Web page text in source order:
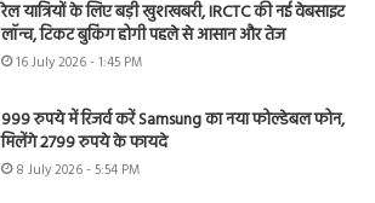
रेल यात्रियों के लिए बड़ी खुशखबरी, IRCTC की नई वेबसाइट
लॉन्च, टिकट बुकिंग होगी पहले से आसान और तेज
16 July 2026 - 1:45 PM
999 रुपये में रिजर्व करें Samsung का नया फोल्डेबल फोन,
मिलेंगे 2799 रुपये के फायदे
8 July 2026 - 5:54 PM